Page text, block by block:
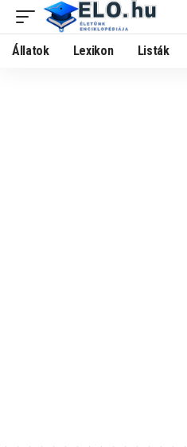
Állatok Lexikon Listák